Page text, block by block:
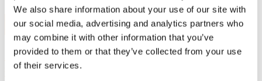
We also share information about your use of our site with
our social media, advertising and analytics partners who
may combine it with other information that you’ve
provided to them or that they’ve collected from your use
of their services.
Gen, 2021
L'#Essenziale numero 19: il punto di
#Assocarta sul recepimento delle